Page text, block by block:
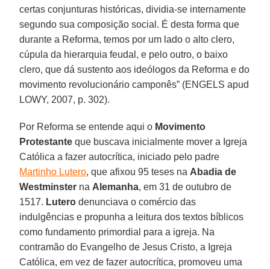
certas conjunturas históricas, dividia-se internamente
segundo sua composição social. É desta forma que
durante a Reforma, temos por um lado o alto clero,
cúpula da hierarquia feudal, e pelo outro, o baixo
clero, que dá sustento aos ideólogos da Reforma e do
movimento revolucionário camponês” (ENGELS apud
LOWY, 2007, p. 302).
Por Reforma se entende aqui o Movimento
Protestante que buscava inicialmente mover a Igreja
Católica a fazer autocrítica, iniciado pelo padre
Martinho Lutero, que afixou 95 teses na Abadia de
Westminster na Alemanha, em 31 de outubro de
1517. Lutero denunciava o comércio das
indulgências e propunha a leitura dos textos bíblicos
como fundamento primordial para a igreja. Na
contramão do Evangelho de Jesus Cristo, a Igreja
Católica, em vez de fazer autocrítica, promoveu uma